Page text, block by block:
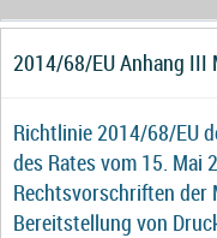
2014/68/EU Anhang III
Richtlinie 2014/68/EU
des Rates vom 15. Mai
Rechtsvorschriften der
Bereitstellung von